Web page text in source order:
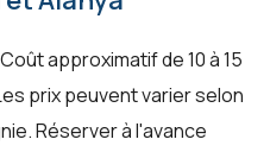
Coût approximatif de 10 à 15
prix peuvent varier selon
Réserver à l'avance